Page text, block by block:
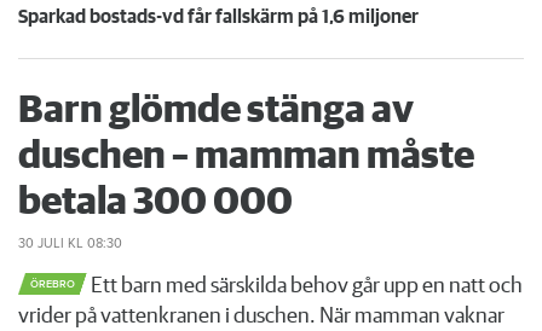
Sparkad bostads-vd får fallskärm på 1,6 miljoner
Barn glömde stänga av
duschen – mamman måste
betala 300 000
30 JULI KL 08:30
ÖREBRO
Ett barn med särskilda behov går upp en natt och
vrider på vattenkranen i duschen. När mamman vaknar